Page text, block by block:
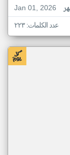
Jan 01, 2026
عدد الكلمات: ٢٢٣